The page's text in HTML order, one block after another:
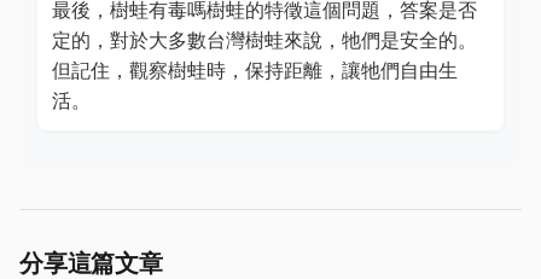
最後，樹蛙有毒嗎樹蛙的特徵這個問題，答案是否
定的，對於大多數台灣樹蛙來說，牠們是安全的。
但記住，觀察樹蛙時，保持距離，讓牠們自由生
活。
分享這篇文章